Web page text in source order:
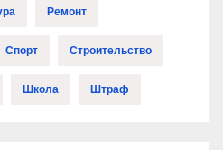
Ремонт
Спорт Строительство
Школа Штраф